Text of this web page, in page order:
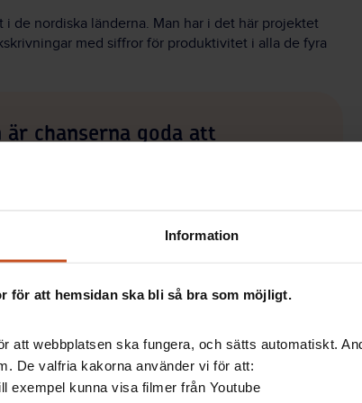
Information
för att hemsidan ska bli så bra som möjligt.
att webbplatsen ska fungera, och sätts automatiskt.
De valfria kakorna använder vi för att:
exempel kunna visa filmer från Youtube
de nordiska länderna. Man har i det här projektet
med siffror för produktivitet i alla de fyra
är chanserna goda att
varit möjlig. Resultaten därifrån är å andra sidan
vi minska sjukfrånvaron är därför chanserna
och genomfört det i samarbete med
Norge. Undersökningen bygger på uppgifter